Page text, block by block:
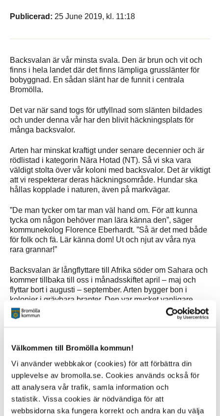
Välkommen till Bromölla kommun!
Vi använder webbkakor (cookies) för att förbättra din
upplevelse av bromolla.se. Cookies används också för
att analysera vår trafik, samla information och
statistik. Vissa cookies är nödvändiga för att
webbsidorna ska fungera korrekt och andra kan du välja
Publicerad: 25 June 2019, kl. 11:18
Backsvalan är vår minsta svala. Den är brun och vit och
finns i hela landet där det finns lämpliga grusslänter för
bobyggnad. En sådan slänt har de funnit i centrala
Bromölla.
Det var när sand togs för utfyllnad som slänten bildades
och under denna vår har den blivit häckningsplats för
många backsvalor.
Arten har minskat kraftigt under senare decennier och är
rödlistad i kategorin Nära Hotad (NT). Så vi ska vara
väldigt stolta över vår koloni med backsvalor. Det är viktigt
att vi respekterar deras häckningsområde. Hundar ska
hållas kopplade i naturen, även på markvägar.
”De man tycker om tar man väl hand om. För att kunna
tycka om någon behöver man lära känna den”, säger
kommunekolog Florence Eberhardt. ”Så är det med både
för folk och fä. Lär känna dom! Ut och njut av våra nya
rara grannar!”
Backsvalan är långflyttare till Afrika söder om Sahara och
kommer tillbaka till oss i månadsskiftet april – maj och
flyttar bort i augusti – september. Arten bygger bon i
kolonier i grävbara branter. Den var mycket vanligare
under 1900-talet då det fortfarande fanns naturliga
rasbranter och många mindre grustag. Numera finns ett
Informationsskyltar är uppsatta runt häckningsområdet.
Det finns möjlighet att skåda fåglarna på lagom avstånd.
Gå från parkeringen på betongplattorna vid Ivöverkens
södra staket, alldeles norr om Skräbeån. Följ grusvägen
bortom stenblocken fram till rödgulmarkerat staket. Där